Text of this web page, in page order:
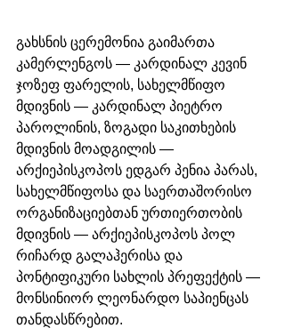
გახსნის ცერემონია გაიმართა
კამერლენგოს — კარდინალ კევინ
ჯოზეფ ფარელის, სახელმწიფო
მდივნის — კარდინალ პიეტრო
პაროლინის, ზოგადი საკითხების
მდივნის მოადგილის —
არქიეპისკოპოს ედგარ პენია პარას,
სახელმწიფოსა და საერთაშორისო
ორგანიზაციებთან ურთიერთობის
მდივნის — არქიეპისკოპოს პოლ
რიჩარდ გალაჰერისა და
პონტიფიკური სახლის პრეფექტის —
მონსინიორ ლეონარდო საპიენცას
თანდასწრებით.